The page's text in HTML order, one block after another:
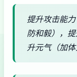
提升攻击能
防和毅），
升元气（加体